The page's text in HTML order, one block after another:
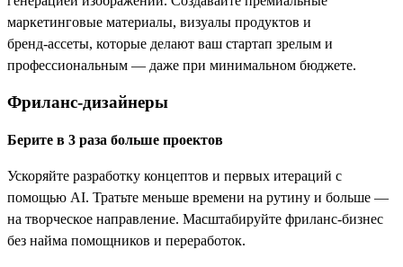
маркетинговые материалы, визуалы продуктов и
бренд‑ассеты, которые делают ваш стартап зрелым и
профессиональным — даже при минимальном бюджете.
Фриланс‑дизайнеры
Берите в 3 раза больше проектов
Ускоряйте разработку концептов и первых итераций с
помощью AI. Тратьте меньше времени на рутину и больше —
на творческое направление. Масштабируйте фриланс‑бизнес
без найма помощников и переработок.